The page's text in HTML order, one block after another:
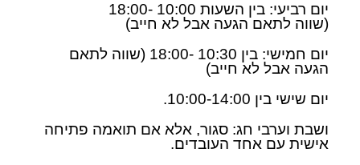
יום רביעי: בין השעות 10:00 -18:00
(שווה לתאם הגעה אבל לא חייב)
יום חמישי: בין 10:30 -18:00 (שווה לתאם
הגעה אבל לא חייב)
יום שישי בין 10:00-14:00.
ושבת וערבי חג: סגור, אלא אם תואמה פתיחה
אישית עם אחד העובדים.